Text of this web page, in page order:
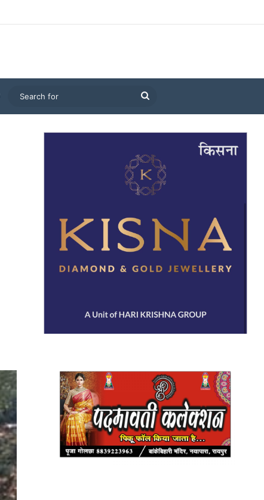
Search
for